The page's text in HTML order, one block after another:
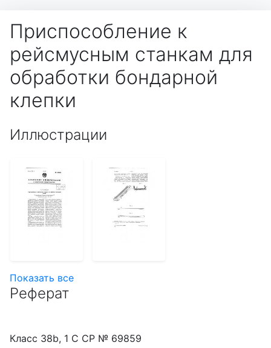
Приспособление к
рейсмусным станкам для
обработки бондарной
клепки
Иллюстрации
Показать все
Реферат
Класс 38b, 1 С CP № 69859